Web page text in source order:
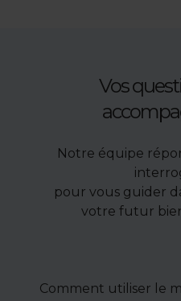
Vos
Notre équipe
pour vous guider
votre futur
Comment utiliser le